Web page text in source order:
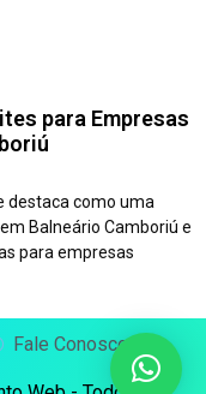
para Empresas
destaca como uma
Balneário Camboriú e
para empresas
Fale Conosco